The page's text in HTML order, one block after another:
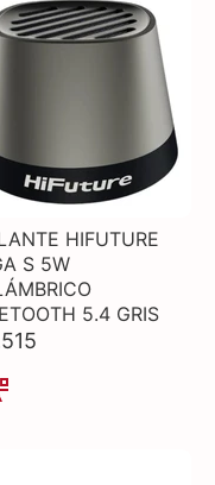
HIFUTURE
S 5W
5.4 GRIS